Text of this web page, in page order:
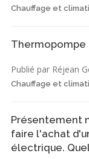
Chauffage et
Thermopompe
Publié par Réjean
Chauffage et
Présentement
faire l'achat
électrique.